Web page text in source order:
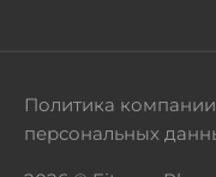
Политика
персональных